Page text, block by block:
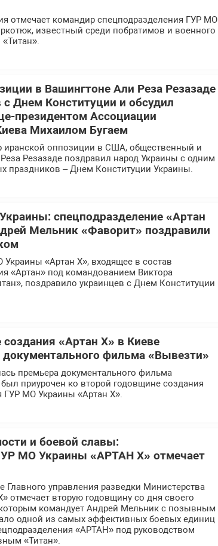
отмечает командир спецподразделения ГУР МО
известный среди побратимов и военного
в Вашингтоне Али Реза Резазаде
с Днем Конституции и обсудил
президентом Ассоциации
Михаилом Бугаем
оппозиции в США, общественный и
Резазаде поздравил народ Украины с одним
праздников – Днем Конституции Украины.
спецподразделение «Артан
Мельник «Фаворит» поздравили
«Артан Х», входящее в состав
«Артан» под командованием Виктора
поздравило украинцев с Днем Конституции
«Артан Х» в Киеве
документального фильма «Вывезти»
премьера документального фильма
приурочен ко второй годовщине создания
ГУР МО Украины «Артан Х».
и боевой славы:
МО Украины «АРТАН Х» отмечает
Главного управления разведки Министерства
отмечает вторую годовщину со дня своего
командует Андрей Мельник с позывным
одной из самых эффективных боевых единиц
«АРТАН» под руководством
«Титан».